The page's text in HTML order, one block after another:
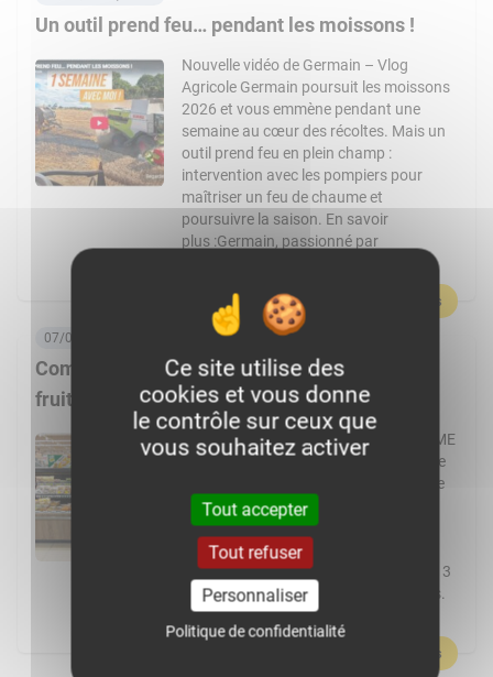
Un outil prend feu… pendant les moissons !
Nouvelle vidéo de Germain – Vlog
Agricole Germain poursuit les moissons
2026 et vous emmène pendant une
semaine au cœur des récoltes. Mais un
outil prend feu en plein champ :
intervention avec les pompiers pour
maîtriser un feu de chaume et
poursuivre la saison. En savoir
plus :Germain, passionné par
En savoir plus
Comment Frais Émincés dynamise le rayon
fruits et légumes ?
07/08/2026, 06:00
Spécialiste de la fraîche découpe, la PME
de Pontchâteau affiche une croissance
à deux chiffres. Elle transforme plus de
cent fruits et légumes différents et
réalise 80 % de ses ventes en GMS.
L’usine Frais Émincés de Pontchâteau
(44) pourrait cette année dépasser les 3
000 t de fruits et légumes transformés.
Un volume réalisé […]
En savoir plus
Ce site utilise des
cookies et vous donne
le contrôle sur ceux que
vous souhaitez activer
Tout accepter
Tout refuser
Personnaliser
Politique de confidentialité